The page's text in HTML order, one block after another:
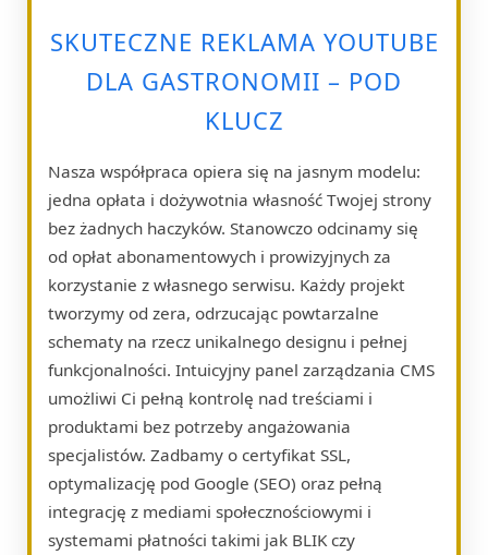
SKUTECZNE REKLAMA YOUTUBE
DLA GASTRONOMII – POD
KLUCZ
Nasza współpraca opiera się na jasnym modelu:
jedna opłata i dożywotnia własność Twojej strony
bez żadnych haczyków. Stanowczo odcinamy się
od opłat abonamentowych i prowizyjnych za
korzystanie z własnego serwisu. Każdy projekt
tworzymy od zera, odrzucając powtarzalne
schematy na rzecz unikalnego designu i pełnej
funkcjonalności. Intuicyjny panel zarządzania CMS
umożliwi Ci pełną kontrolę nad treściami i
produktami bez potrzeby angażowania
specjalistów. Zadbamy o certyfikat SSL,
optymalizację pod Google (SEO) oraz pełną
integrację z mediami społecznościowymi i
systemami płatności takimi jak BLIK czy